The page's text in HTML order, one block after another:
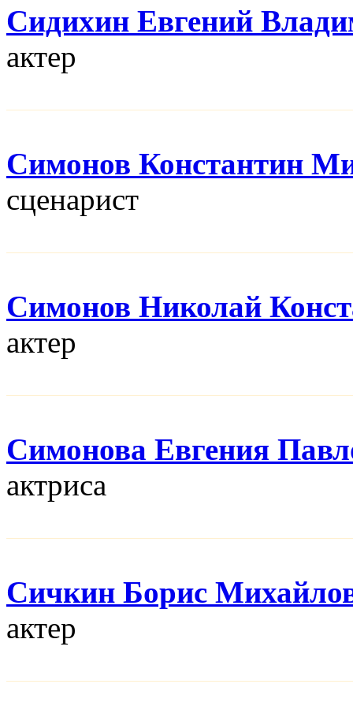
Сидихин Евгений
актер
Симонов Константин
сценарист
Симонов Николай
актер
Симонова Евгения
актриса
Сичкин Борис
актер